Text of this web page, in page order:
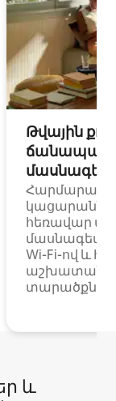
Թվային
հեռավար
Wi-Fi-ով և
և